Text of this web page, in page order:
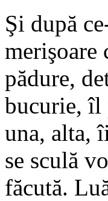
Şi după
merişoare
pădure,
bucurie, îl
una, alta,
se sculă
făcută.